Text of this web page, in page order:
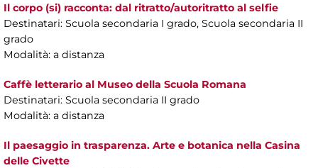
Il corpo (si) racconta: dal ritratto/autoritratto al selfie
Destinatari: Scuola secondaria I grado, Scuola secondaria II
grado
Modalità: a distanza
Caffè letterario al Museo della Scuola Romana
Destinatari: Scuola secondaria II grado
Modalità: a distanza
Il paesaggio in trasparenza. Arte e botanica nella Casina
delle Civette